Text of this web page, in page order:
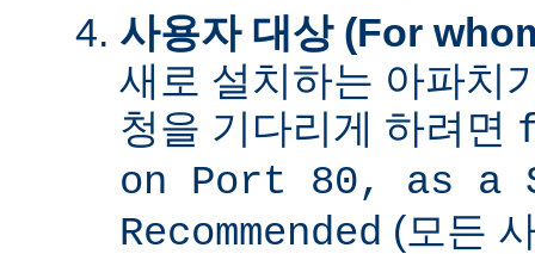
사용자 대상 (For
새로 설치하는 아파치
청을 기다리게 하려면
on Port 80, as a
Recommended (모든